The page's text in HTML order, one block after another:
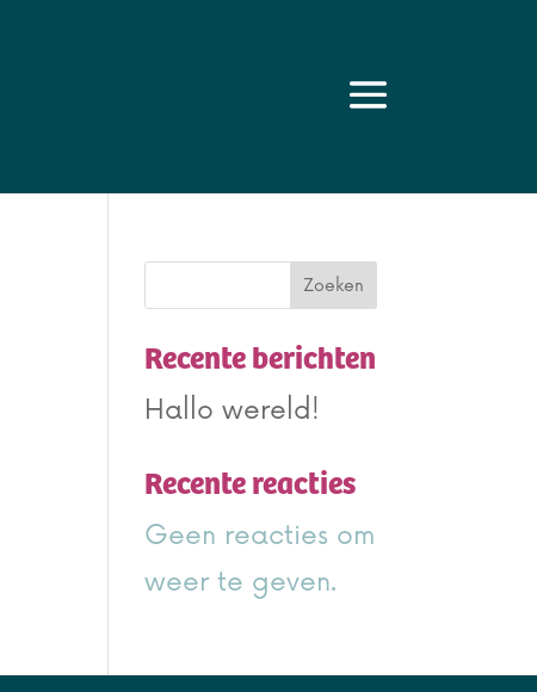
Zoeken
Recente berichten
Hallo wereld!
Recente reacties
Geen reacties om
weer te geven.